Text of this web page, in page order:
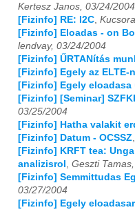
2024 01 02 03 04 05 06
2025 01 02 03 04
2026 01 02 03 04 05 06
Kertesz Janos, 03/24/2004
[Fizinfo] RE: I2C,
[Fizinfo] Eloadas - on
lendvay, 03/24/2004
[Fizinfo] ŰRTANítás
[Fizinfo] Egely az ELTE-
[Fizinfo] Egely eloadasa
[Fizinfo] [Seminar]
03/25/2004
[Fizinfo] Hatha valakit
[Fizinfo] Datum - OCSSZ,
[Fizinfo] KRFT tea:
analizisrol , Geszti
[Fizinfo] Semmittudas
03/27/2004
[Fizinfo] Egely